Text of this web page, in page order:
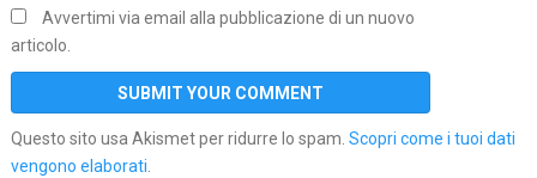
Avvertimi via email alla pubblicazione di un nuovo
articolo.
Questo sito usa Akismet per ridurre lo spam. Scopri come i tuoi dati
vengono elaborati.